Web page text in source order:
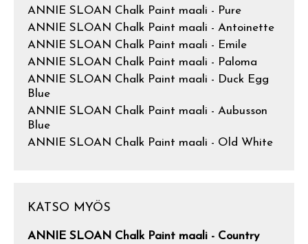
ANNIE SLOAN Chalk Paint maali - Pure
ANNIE SLOAN Chalk Paint maali - Antoinette
ANNIE SLOAN Chalk Paint maali - Emile
ANNIE SLOAN Chalk Paint maali - Paloma
ANNIE SLOAN Chalk Paint maali - Duck Egg
Blue
ANNIE SLOAN Chalk Paint maali - Aubusson
Blue
ANNIE SLOAN Chalk Paint maali - Old White
KATSO MYÖS
ANNIE SLOAN Chalk Paint maali - Country